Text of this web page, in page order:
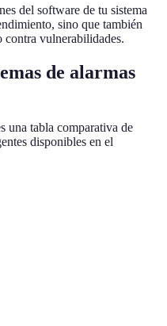
del software de tu sistema
sino que también
contra vulnerabilidades.
de alarmas
una tabla comparativa de
disponibles en el